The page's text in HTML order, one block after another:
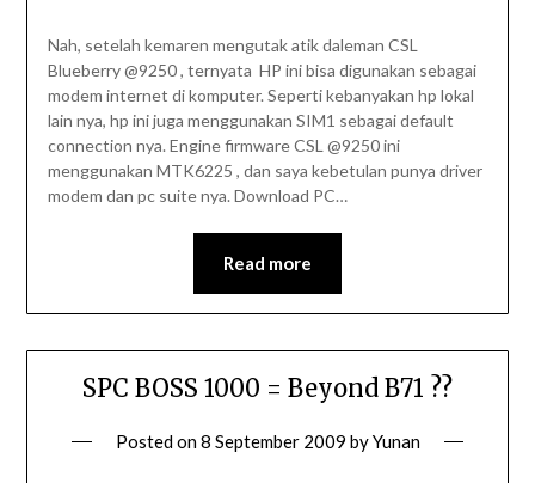
Nah, setelah kemaren mengutak atik daleman CSL
Blueberry @9250 , ternyata HP ini bisa digunakan sebagai
modem internet di komputer. Seperti kebanyakan hp lokal
lain nya, hp ini juga menggunakan SIM1 sebagai default
connection nya. Engine firmware CSL @9250 ini
menggunakan MTK6225 , dan saya kebetulan punya driver
modem dan pc suite nya. Download PC…
Read more
SPC BOSS 1000 = Beyond B71 ??
Posted on8 September 2009 byYunan